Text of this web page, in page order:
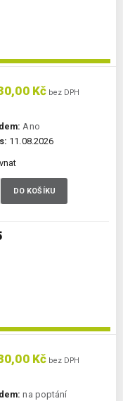
Kč bez DPH
Ano
11.08.2026
DO KOŠÍKU
Kč bez DPH
na poptání